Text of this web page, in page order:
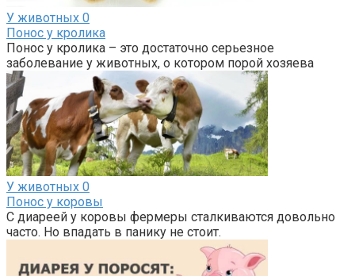
У животных 0
Понос у кролика
Понос у кролика – это достаточно серьезное
заболевание у животных, о котором порой хозяева
У животных 0
Понос у коровы
С диареей у коровы фермеры сталкиваются довольно
часто. Но впадать в панику не стоит.